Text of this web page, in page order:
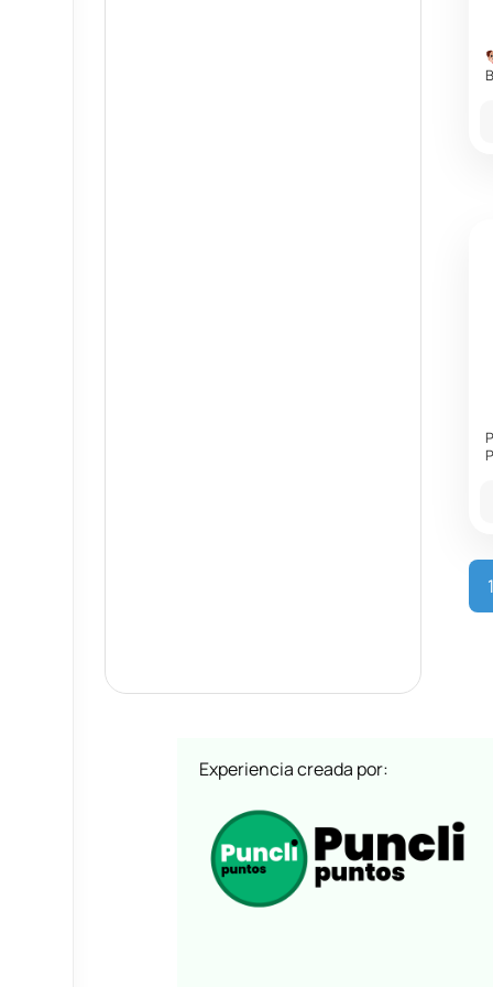
Experiencia creada por: